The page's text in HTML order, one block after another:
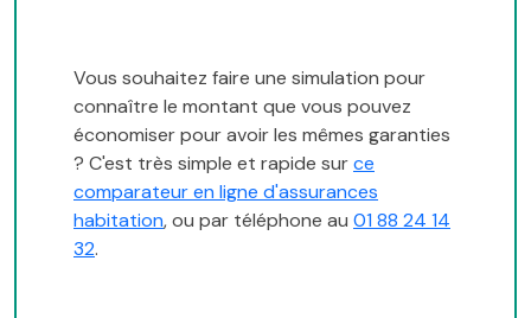
Vous souhaitez faire une simulation pour
connaître le montant que vous pouvez
économiser pour avoir les mêmes garanties
? C'est très simple et rapide surce
comparateur en ligne d'assurances
habitation, ou par téléphone au 01 88 24 14
32.